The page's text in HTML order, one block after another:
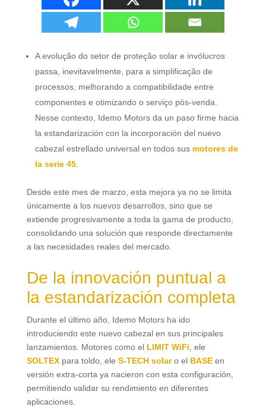
A evolução do setor de proteção solar e invólucros
passa, inevitavelmente, para a simplificação de
processos, melhorando a compatibilidade entre
componentes e otimizando o serviço pós-venda.
Nesse contexto, Idemo Motors da un paso firme hacia
la estandarización con la incorporación del nuevo
cabezal estrellado universal en todos sus motores de
la serie45.
Desde este mes de marzo, esta mejora ya no se limita
únicamente a los nuevos desarrollos, sino que se
extiende progresivamente a toda la gama de producto,
consolidando una solución que responde directamente
a las necesidades reales del mercado.
De la innovación puntual a
la estandarización completa
Durante el último año, Idemo Motors ha ido
introduciendo este nuevo cabezal en sus principales
lanzamientos. Motores como el LIMIT WiFi , ele
SOLTEX para toldo, ele S-TECH solar o el BASE en
versión extra-corta ya nacieron con esta configuración
permitiendo validar su rendimiento en diferentes
aplicaciones.